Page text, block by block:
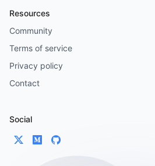
Resources
Community
Terms of service
Privacy policy
Contact
Social